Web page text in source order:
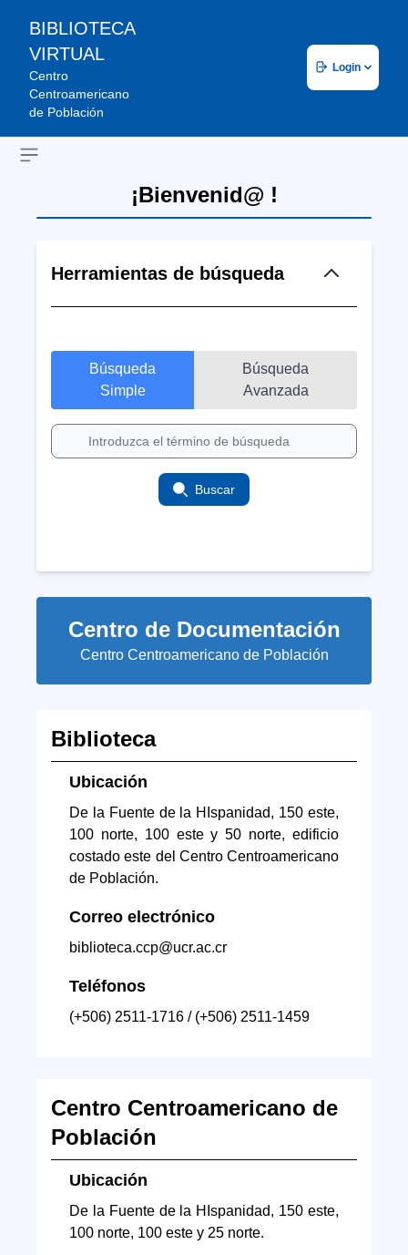
BIBLIOTECA
VIRTUAL
Centro
Centroamericano
de Población
Login
Open sidebar
¡Bienvenid@ !
Herramientas de búsqueda
Búsqueda
Simple
Búsqueda
Avanzada
Buscar
Centro de Documentación
Centro Centroamericano de Población
Biblioteca
Ubicación
De la Fuente de la HIspanidad, 150 este,
100 norte, 100 este y 50 norte, edificio
costado este del Centro Centroamericano
de Población.
Correo electrónico
biblioteca.ccp@ucr.ac.cr
Teléfonos
(+506) 2511-1716 / (+506) 2511-1459
Centro Centroamericano de
Población
Ubicación
De la Fuente de la HIspanidad, 150 este,
100 norte, 100 este y 25 norte.